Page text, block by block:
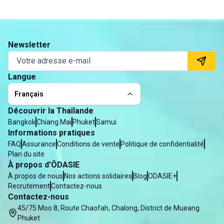
Newsletter
Langue
Français
Découvrir la Thaïlande
BangkokChiang Mai PhuketSamui
Informations pratiques
FAQAssuranceConditions de vente Politique de confidentialité
Plan du site
À propos d'ÔDASIE
À propos de nous Nos actions solidaires BlogODASIE+
RecrutementContactez-nous
Contactez-nous
45/75 Moo 8, Route Chaofah, Chalong, District de Mueang
Phuket